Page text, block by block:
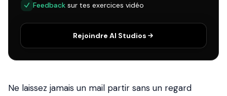
Feedback sur tes exercices vidéo
Rejoindre AI Studios
Ne laissez jamais un mail partir sans un regard